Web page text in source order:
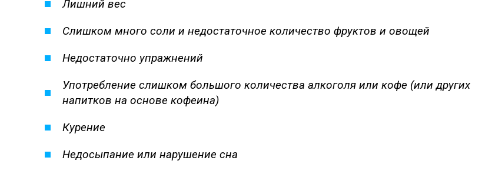
Лишний вес
Слишком много соли и недостаточное количество фруктов и овощей
Недостаточно упражнений
Употребление слишком большого количества алкоголя или кофе (или других
напитков на основе кофеина)
Курение
Недосыпание или нарушение сна